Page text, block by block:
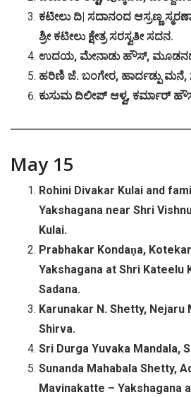
ಕಟೀಲು ದಿ| ಸದಾನಂದ ಆಸ್ರಣ್ಣ
ಶ್ರೀ ಕಟೀಲು ಕ್ಷೇತ್ರ ಸರಸ್ವತೀ ಸದನ.
ಉದಯ, ಮೇನಾಡು ಹೌಸ್,
ಹರಿಣಿ ಜೆ. ಬಂಗೇರ, ಹಾರ್ದಡ್ಪು ಮನೆ,
ಕುಸುಮ ದಿಲೀಪ್ ಆಳ್ವ, ಕರ್ಮಾರ್
May 15
Rohini Divakar Kulai and
Yakshagana near Shri
Kulai.
Prabhakar Kondaṇa,
Yakshagana at Shri Kateelu
Sadana.
Karunakar N. Shetty, Nejaru
Shirva.
Sri Durga Yuvaka Mandala,
Sunanda Mahabala Shetty,
Mavinakatte – Yakshagana